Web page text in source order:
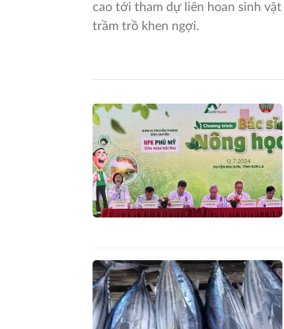
cao tới tham dự liên hoan sinh
trầm trồ khen ngợi.